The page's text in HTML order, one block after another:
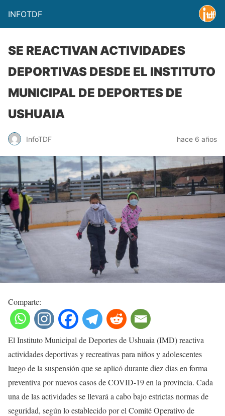
INFOTDF
SE REACTIVAN ACTIVIDADES
DEPORTIVAS DESDE EL INSTITUTO
MUNICIPAL DE DEPORTES DE
USHUAIA
InfoTDF hace 6 años
Comparte:
El Instituto Municipal de Deportes de Ushuaia (IMD) reactiva
actividades deportivas y recreativas para niños y adolescentes
luego de la suspensión que se aplicó durante diez días en forma
preventiva por nuevos casos de COVID-19 en la provincia. Cada
una de las actividades se llevará a cabo bajo estrictas normas de
seguridad, según lo establecido por el Comité Operativo de